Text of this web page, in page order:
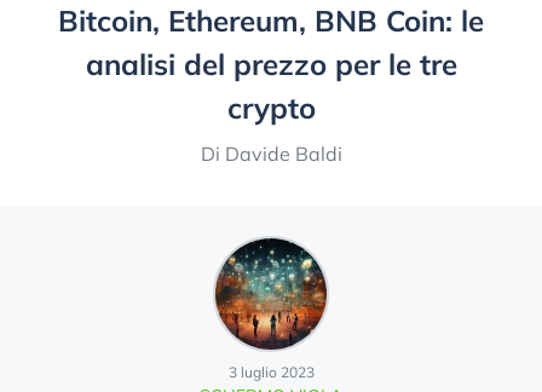
Bitcoin, Ethereum, BNB Coin: le
analisi del prezzo per le tre
crypto
Di Davide Baldi
3 luglio 2023